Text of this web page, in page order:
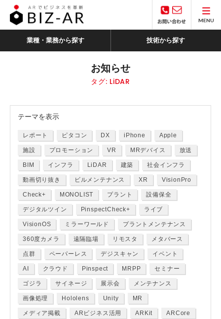
MENU
業種・業務から探す 技術から探す
お知らせ
タグ: LiDAR
テーマを表示
レポート ピタコン DX iPhone Apple
施設 プロモーション VR MRデバイス 放送
BIM インフラ LiDAR 建築 社会インフラ
動画切り抜き ビルメンテナンス XR VisionPro
Check+ MONOLIST プラント 設備保全
デジタルツイン PinspectCheck+ ライブ
VisionOS ミラーワールド プラントメンテナンス
360度カメラ 遠隔臨場 リモスタ メタバース
点群 ペーパーレス デジスキャン イベント
AI クラウド Pinspect MRPP セミナー
ゴジラ サイネージ 展示会 メンテナンス
画像処理 Hololens Unity MR
メディア掲載 ARビジネス活用 ARKit ARCore